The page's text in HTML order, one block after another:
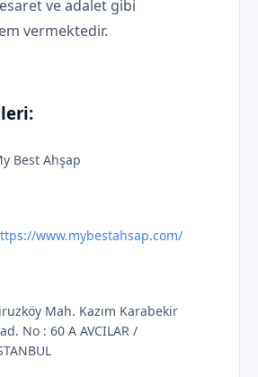
ve adalet gibi
vermektedir.
Best Ahşap
www.mybestahsap.com/
Mah. Kazım Karabekir
No : 60 A AVCILAR /